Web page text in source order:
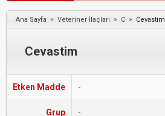
Ana Sayfa » Veteriner İlaçları » C » Cevastim
Cevastim
Etken Madde -
Grup -